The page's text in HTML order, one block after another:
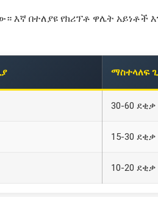
በተለያዩ የክሪፕቶ ዋሌት አይነቶች
ማስተላለፍ
30-60 ደቂቃ
15-30 ደቂቃ
10-20 ደቂቃ